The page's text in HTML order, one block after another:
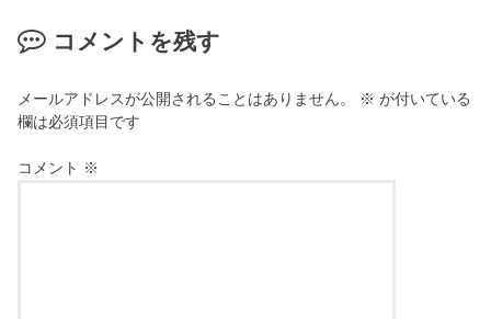
コメントを残す
メールアドレスが公開されることはありません。 ※ が付いている
欄は必須項目です
コメント ※